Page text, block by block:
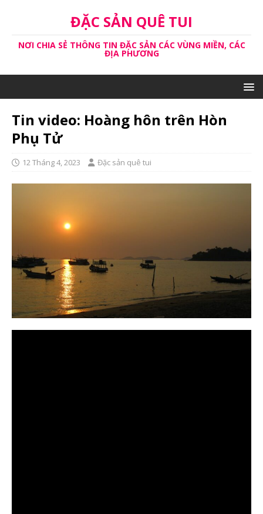
ĐẶC SẢN QUÊ TUI
NƠI CHIA SẺ THÔNG TIN ĐẶC SẢN CÁC VÙNG MIỀN, CÁC
ĐỊA PHƯƠNG
Tin video: Hoàng hôn trên Hòn
Phụ Tử
12 Tháng 4, 2023 Đặc sản quê tui